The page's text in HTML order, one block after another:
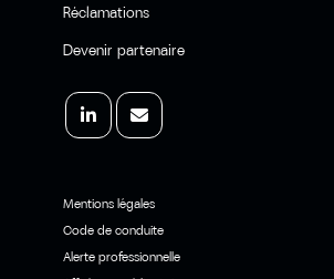
Réclamations
Devenir partenaire
Mentions légales
Code de conduite
Alerte professionnelle